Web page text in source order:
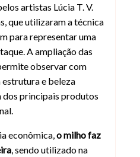
artistas Lúcia T. V.
que utilizaram a técnica
para representar uma
A ampliação das
observar com
estrutura e beleza
dos principais produtos
econômica,o milho faz
, sendo utilizado na